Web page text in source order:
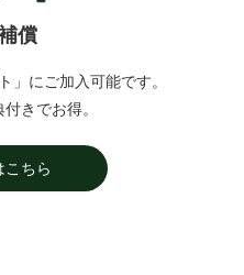
償
」にご加入可能です。
きでお得。
こちら